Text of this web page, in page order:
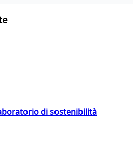
di sostenibilità